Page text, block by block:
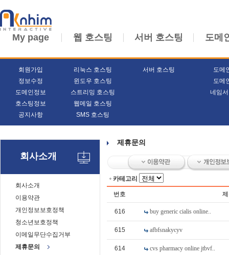
My page 웹 호스팅 서버 호스팅 도메
회원가입
정보수정
도메인정보
호스팅정보
공지사항
리눅스 호스팅
윈도우 호스팅
스트리밍 호스팅
웹메일 호스팅
SMS 호스팅
서버 호스팅
도메
도메
네임
회사소개
회사소개
이용약관
개인정보보호정책
청소년보호정책
이메일무단수집거부
제휴문의
제휴문의
카테고리
번호
616 buy generic cialis online..
615 afbfsnakycyv
614 cvs pharmacy online jtbvf..